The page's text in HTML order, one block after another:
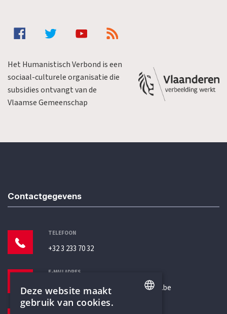
Het Humanistisch Verbond is een
sociaal-culturele organisatie die
subsidies ontvangt van de
Vlaamse Gemeenschap
Contactgegevens
TELEFOON
+32 3 233 70 32
E-MAILADRES
secretariaat@humanistischverbond.be
Deze website maakt
gebruik van cookies.